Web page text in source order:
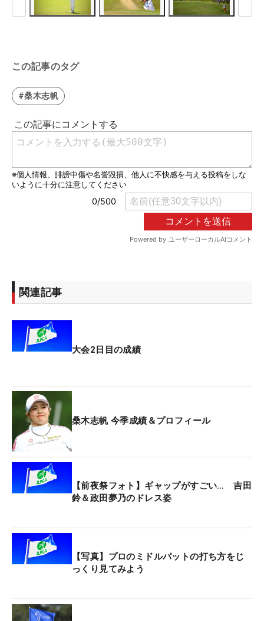
この記事のタグ
#桑木志帆
関連記事
大会2日目の成績
桑木志帆 今季成績＆プロフィール
【前夜祭フォト】ギャップがすごい… 吉田
鈴＆政田夢乃のドレス姿
【写真】プロのミドルパットの打ち方をじ
っくり見てみよう